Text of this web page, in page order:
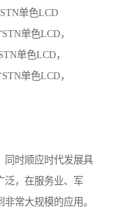
单色LCD
单色LCD，
单色LCD，
单色LCD，
同时顺应时代发展具
泛，在服务业、军
常大规模的应用。